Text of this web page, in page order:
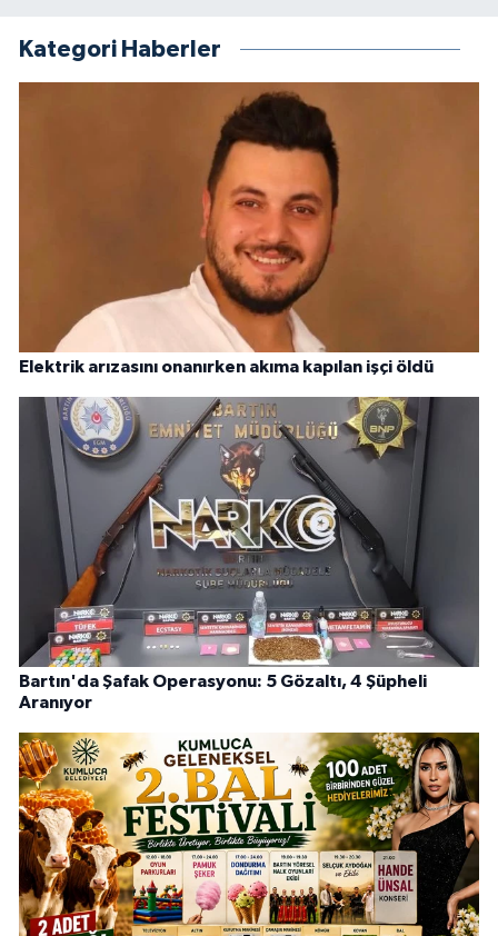
Kategori Haberler
Elektrik arızasını onanırken akıma kapılan işçi öldü
Bartın'da Şafak Operasyonu: 5 Gözaltı, 4 Şüpheli
Aranıyor